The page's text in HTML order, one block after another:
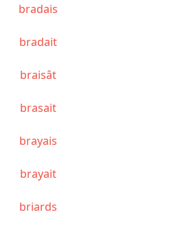
bradais
bradait
braisât
brasait
brayais
brayait
briards